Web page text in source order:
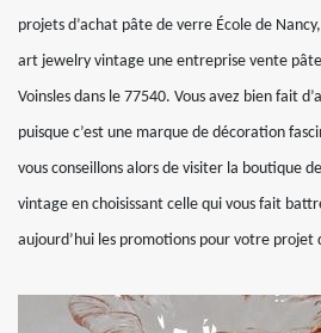
projets d’achat pâte de verre École de
art jewelry vintage une entreprise vente
Voinsles dans le 77540. Vous avez bien fait
puisque c’est une marque de décoration
vous conseillons alors de visiter la boutique
vintage en choisissant celle qui vous fait
aujourd’hui les promotions pour votre